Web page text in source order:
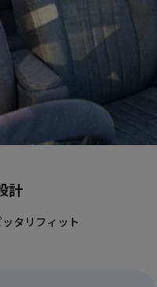
計
タリフィット